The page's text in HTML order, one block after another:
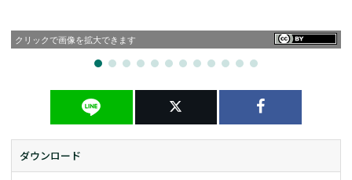
クリックで画像を拡大できます
ダウンロード